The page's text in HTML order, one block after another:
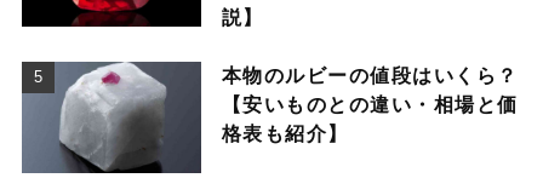
説】
本物のルビーの値段はいくら？
【安いものとの違い・相場と価
格表も紹介】